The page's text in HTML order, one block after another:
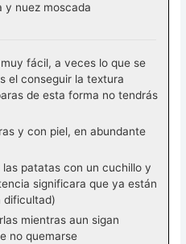
y nuez moscada
fácil, a veces lo que se
el conseguir la textura
de esta forma no tendrás
y con piel, en abundante
patatas con un cuchillo y
significara que ya están
dificultad)
mientras aun sigan
no quemarse